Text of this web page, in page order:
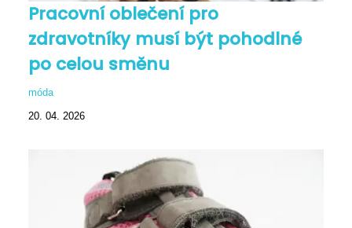
Pracovní oblečení pro
zdravotníky musí být pohodlné
po celou směnu
móda
20. 04. 2026